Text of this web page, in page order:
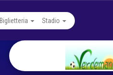
Biglietteria Stadio